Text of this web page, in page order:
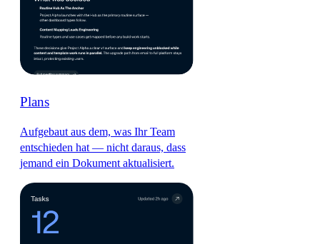
Plans
Aufgebaut aus dem, was Ihr Team
entschieden hat — nicht daraus, dass
jemand ein Dokument aktualisiert.